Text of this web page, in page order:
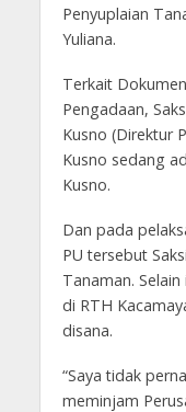
Penyuplaian
Yuliana.
Terkait
Pengadaan,
Kusno (Direktur
Kusno sedang
Kusno.
Dan pada
PU tersebut
Tanaman.
di RTH
disana.
“Saya tidak
meminjam